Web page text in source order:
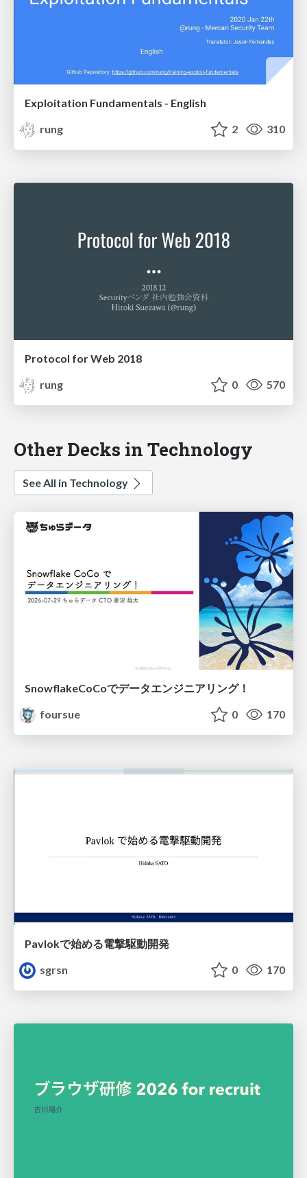
Exploitation Fundamentals - English
rung
2 310
Protocol for Web 2018
rung
0 570
Other Decks in Technology
See All in Technology
SnowflakeCoCoでデータエンジニアリング！
foursue
0 170
Pavlokで始める電撃駆動開発
sgrsn
0 170